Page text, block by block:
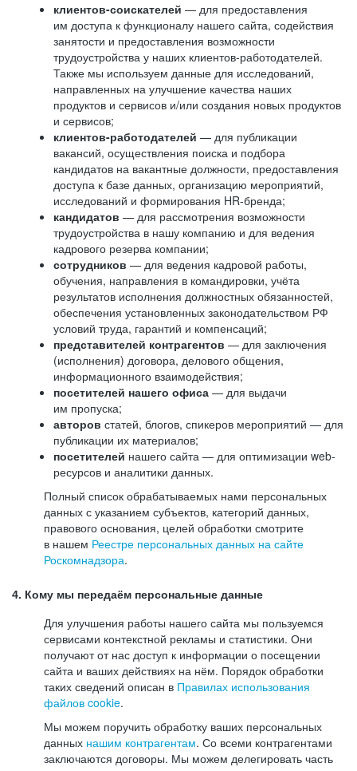
клиентов-соискателей — для предоставления
им доступа к функционалу нашего сайта, содействия
занятости и предоставления возможности
трудоустройства у наших клиентов-работодателей.
Также мы используем данные для исследований,
направленных на улучшение качества наших
продуктов и сервисов и/или создания новых продуктов
и сервисов;
клиентов-работодателей — для публикации
вакансий, осуществления поиска и подбора
кандидатов на вакантные должности, предоставления
доступа к базе данных, организацию мероприятий,
исследований и формирования HR-бренда;
кандидатов — для рассмотрения возможности
трудоустройства в нашу компанию и для ведения
кадрового резерва компании;
сотрудников — для ведения кадровой работы,
обучения, направления в командировки, учёта
результатов исполнения должностных обязанностей,
обеспечения установленных законодательством РФ
условий труда, гарантий и компенсаций;
представителей контрагентов — для заключения
(исполнения) договора, делового общения,
информационного взаимодействия;
посетителей нашего офиса — для выдачи
им пропуска;
авторов статей, блогов, спикеров мероприятий — для
публикации их материалов;
посетителей нашего сайта — для оптимизации web-
ресурсов и аналитики данных.
Полный список обрабатываемых нами персональных
данных с указанием субъектов, категорий данных,
правового основания, целей обработки смотрите
в нашем Реестре персональных данных на сайте
Роскомнадзора.
4. Кому мы передаём персональные данные
Для улучшения работы нашего сайта мы пользуемся
сервисами контекстной рекламы и статистики. Они
получают от нас доступ к информации о посещении
сайта и ваших действиях на нём. Порядок обработки
таких сведений описан в Правилах использования
файлов cookie.
Мы можем поручить обработку ваших персональных
данных нашим контрагентам. Со всеми контрагентами
заключаются договоры. Мы можем делегировать часть